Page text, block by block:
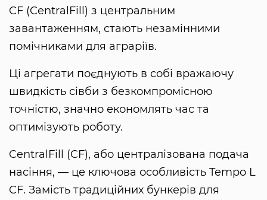
CF (CentralFill) з центральним
завантаженням, стають незамінними
помічниками для аграріїв.
Ці агрегати поєднують в собі вражаючу
швидкість сівби з безкомпромісною
точністю, значно економлять час та
оптимізують роботу.
CentralFill (CF), або централізована подача
насіння, — це ключова особливість Tempo L
CF. Замість традиційних бункерів для